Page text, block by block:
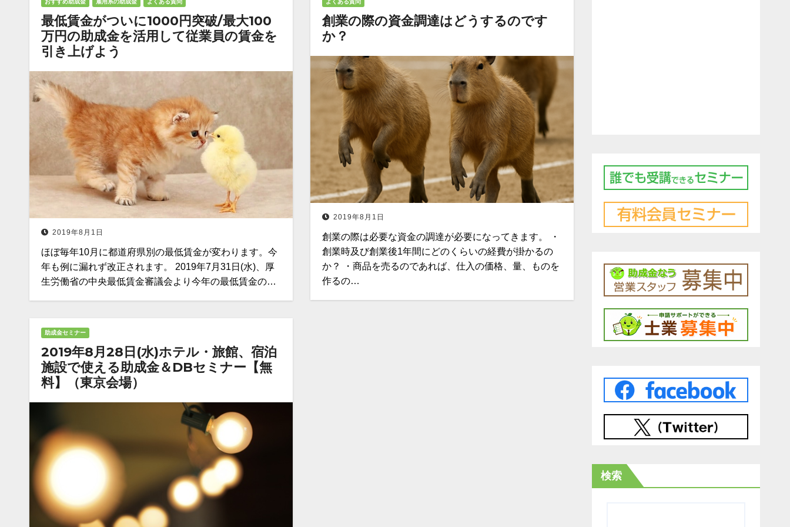
おすすめ助成金 雇用系の助成金 よくある質問
最低賃金がついに1000円突破/最大100
万円の助成金を活用して従業員の賃金を
引き上げよう
2019年8月1日
ほぼ毎年10月に都道府県別の最低賃金が変わります。今
年も例に漏れず改正されます。 2019年7月31日(水)、厚
生労働省の中央最低賃金審議会より今年の最低賃金の…
よくある質問
創業の際の資金調達はどうするのです
か？
2019年8月1日
創業の際は必要な資金の調達が必要になってきます。 ・
創業時及び創業後1年間にどのくらいの経費が掛かるの
か？ ・商品を売るのであれば、仕入の価格、量、ものを
作るの…
助成金セミナー
2019年8月28日(水)ホテル・旅館、宿泊
施設で使える助成金＆DBセミナー【無
料】（東京会場）
検索